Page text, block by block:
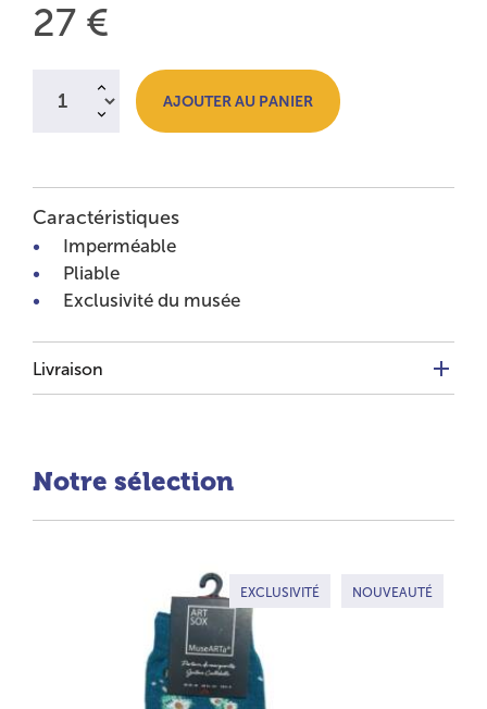
Prix :
27 €
Quantité à ajouter au panier
AJOUTER AU PANIER
Caractéristiques
Imperméable
Pliable
Exclusivité du musée
Livraison
Notre sélection
EXCLUSIVITÉ NOUVEAUTÉ